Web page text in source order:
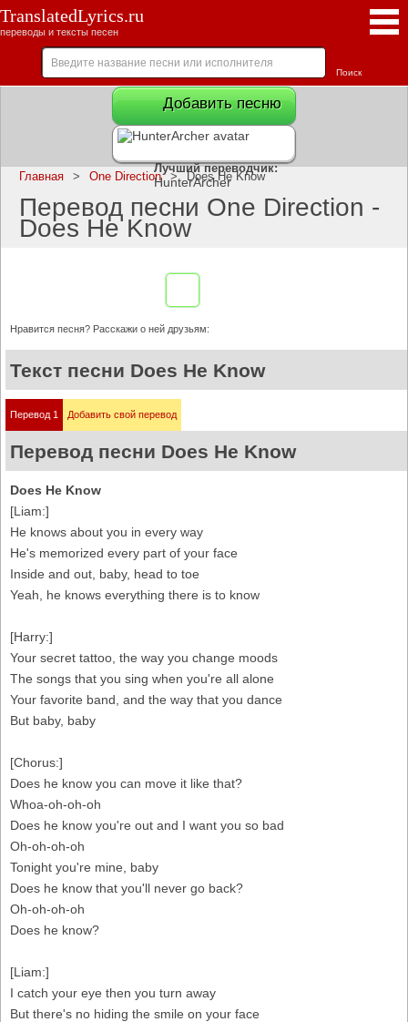
TranslatedLyrics.ru
переводы и тексты песен
Добавить песню
Лучший переводчик:
HunterArcher
Главная > One Direction > Does He Know
Перевод песни One Direction -
Does He Know
Нравится песня? Расскажи о ней друзьям:
Текст песни Does He Know
Перевод 1 Добавить свой перевод
Перевод песни Does He Know
Does He Know
[Liam:]
He knows about you in every way
He's memorized every part of your face
Inside and out, baby, head to toe
Yeah, he knows everything there is to know
[Harry:]
Your secret tattoo, the way you change moods
The songs that you sing when you're all alone
Your favorite band, and the way that you dance
But baby, baby
[Chorus:]
Does he know you can move it like that?
Whoa-oh-oh-oh
Does he know you're out and I want you so bad
Oh-oh-oh-oh
Tonight you're mine, baby
Does he know that you'll never go back?
Oh-oh-oh-oh
Does he know?
[Liam:]
I catch your eye then you turn away
But there's no hiding the smile on your face